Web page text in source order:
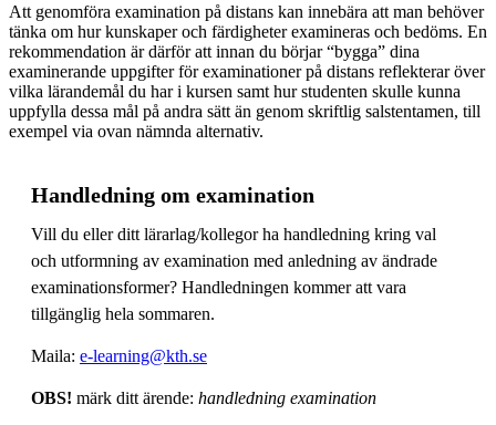
Att genomföra examination på distans kan innebära att man behöver
tänka om hur kunskaper och färdigheter examineras och bedöms. En
rekommendation är därför att innan du börjar “bygga” dina
examinerande uppgifter för examinationer på distans reflekterar över
vilka lärandemål du har i kursen samt hur studenten skulle kunna
uppfylla dessa mål på andra sätt än genom skriftlig salstentamen, till
exempel via ovan nämnda alternativ.
Handledning om examination
Vill du eller ditt lärarlag/kollegor ha handledning kring val
och utformning av examination med anledning av ändrade
examinationsformer? Handledningen kommer att vara
tillgänglig hela sommaren.
Maila: e-learning@kth.se
OBS! märk ditt ärende: handledning examination